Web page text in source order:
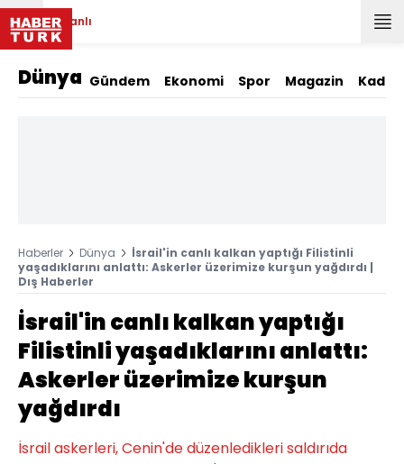
Canlı
Dünya Gündem Ekonomi Spor Magazin Kadın
Haberler Dünya
İsrail'in canlı kalkan yaptığı Filistinli
yaşadıklarını anlattı: Askerler üzerimize kurşun yağdırdı |
Dış Haberler
İsrail'in canlı kalkan yaptığı
Filistinli yaşadıklarını anlattı:
Askerler üzerimize kurşun
yağdırdı
İsrail askerleri, Cenin'de düzenledikleri saldırıda